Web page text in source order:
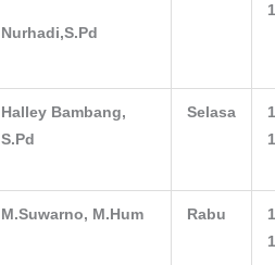
Nurhadi,S.Pd
Halley Bambang,
S.Pd
Selasa
M.Suwarno, M.Hum Rabu